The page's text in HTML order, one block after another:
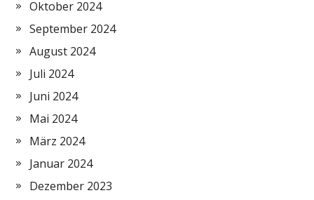
Oktober 2024
September 2024
August 2024
Juli 2024
Juni 2024
Mai 2024
März 2024
Januar 2024
Dezember 2023